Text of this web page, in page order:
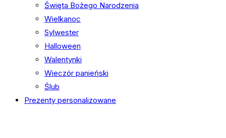
Święta Bożego Narodzenia
Wielkanoc
Sylwester
Halloween
Walentynki
Wieczór panieński
Ślub
Prezenty personalizowane